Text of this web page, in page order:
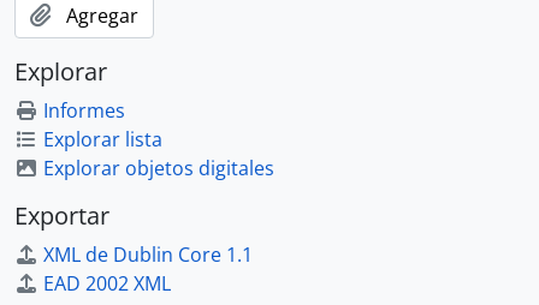
Agregar
Explorar
Informes
Explorar lista
Explorar objetos digitales
Exportar
XML de Dublin Core 1.1
EAD 2002 XML